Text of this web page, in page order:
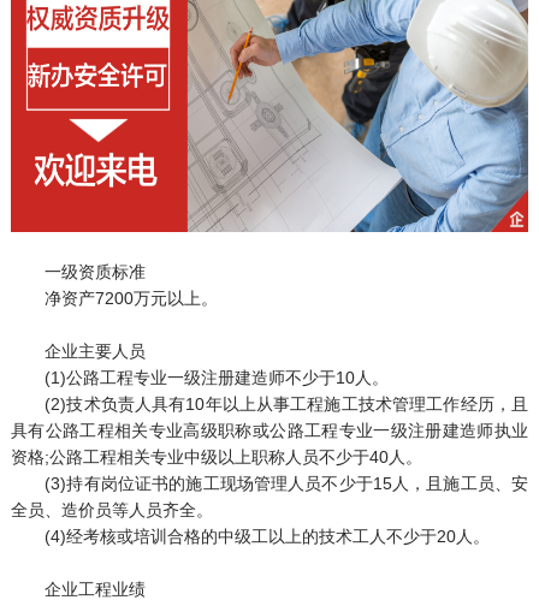
一级资质标准
净资产7200万元以上。
企业主要人员
(1)公路工程专业一级注册建造师不少于10人。
(2)技术负责人具有10年以上从事工程施工技术管理工作经历，且
具有公路工程相关专业高级职称或公路工程专业一级注册建造师执业
资格;公路工程相关专业中级以上职称人员不少于40人。
(3)持有岗位证书的施工现场管理人员不少于15人，且施工员、安
全员、造价员等人员齐全。
(4)经考核或培训合格的中级工以上的技术工人不少于20人。
企业工程业绩